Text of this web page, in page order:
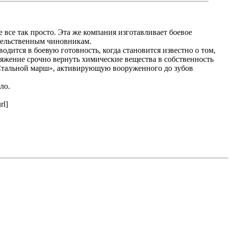
так просто. Эта же компания изготавливает боевое
чиновникам.
в боевую готовность, когда становится известно о том,
срочно вернуть химические вещества в собственность
марш», активирующую вооруженного до зубов